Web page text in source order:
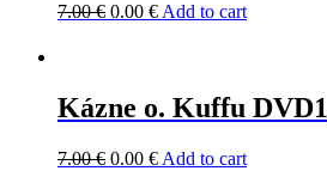
7.00€ 0.00 € Add to cart
Kázne o. Kuffu DVD1
7.00€ 0.00 € Add to cart